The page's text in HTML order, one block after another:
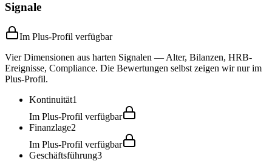
Signale
Im Plus-Profil verfügbar
Vier Dimensionen aus harten Signalen — Alter, Bilanzen, HRB-
Ereignisse, Compliance. Die Bewertungen selbst zeigen wir nur im
Plus-Profil.
Kontinuität1
Im Plus-Profil verfügbar
Finanzlage2
Im Plus-Profil verfügbar
Geschäftsführung3